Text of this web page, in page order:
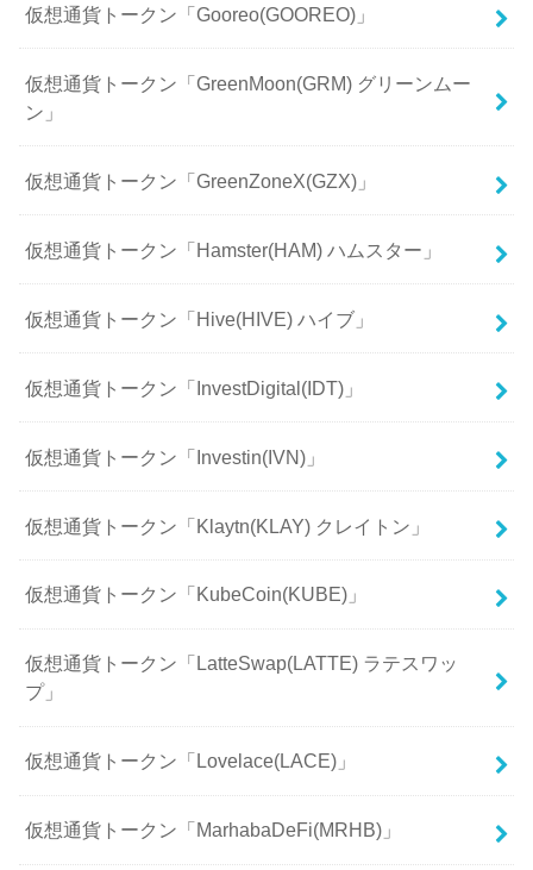
仮想通貨トークン「Gooreo(GOOREO)」
仮想通貨トークン「GreenMoon(GRM) グリーンムー
ン」
仮想通貨トークン「GreenZoneX(GZX)」
仮想通貨トークン「Hamster(HAM) ハムスター」
仮想通貨トークン「Hive(HIVE) ハイブ」
仮想通貨トークン「InvestDigital(IDT)」
仮想通貨トークン「Investin(IVN)」
仮想通貨トークン「Klaytn(KLAY) クレイトン」
仮想通貨トークン「KubeCoin(KUBE)」
仮想通貨トークン「LatteSwap(LATTE) ラテスワッ
プ」
仮想通貨トークン「Lovelace(LACE)」
仮想通貨トークン「MarhabaDeFi(MRHB)」